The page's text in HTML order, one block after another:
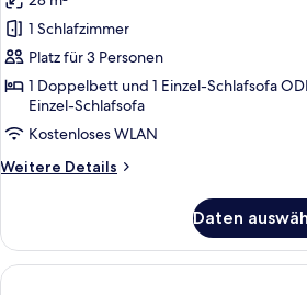
für
Deluxe-
Doppel-
oder
Zweibettzimmer,
Balkon
1 Schlafzimmer
Platz für 3 Personen
1 Doppelbett und 1 Einzel-Schlafsofa
Einzel-Schlafsofa
Kostenloses WLAN
Weitere Details
Weitere
Doppel-
oder
-
Daten